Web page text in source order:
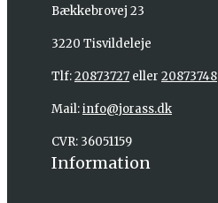
Bækkebrovej 23
3220 Tisvildeleje
Tlf:20873727 eller 20873748
Mail:info@jorass.dk
CVR: 36051159
Information